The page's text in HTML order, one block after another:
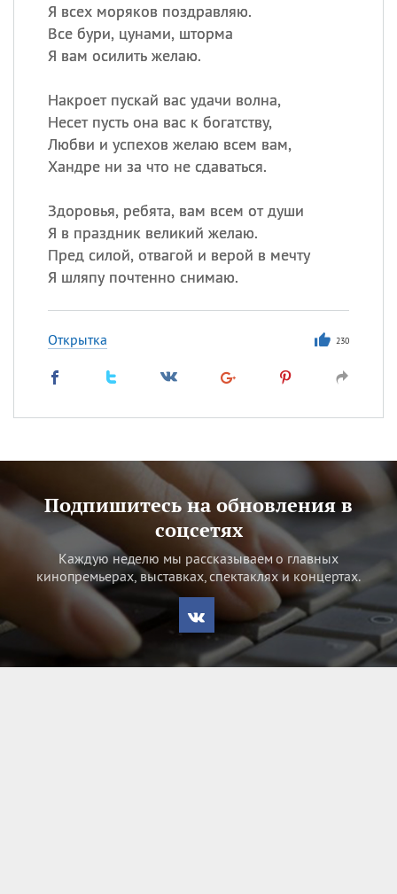
Я всех моряков поздравляю.
Все бури, цунами, шторма
Я вам осилить желаю.
Накроет пускай вас удачи волна,
Несет пусть она вас к богатству,
Любви и успехов желаю всем вам,
Хандре ни за что не сдаваться.
Здоровья, ребята, вам всем от души
Я в праздник великий желаю.
Пред силой, отвагой и верой в мечту
Я шляпу почтенно снимаю.
Открытка 230
Подпишитесь на обновления в
соцсетях
Каждую неделю мы рассказываем о главных
кинопремьерах, выставках, спектаклях и концертах.